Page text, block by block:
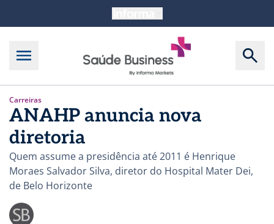
Carreiras
ANAHP anuncia nova
diretoria
Quem assume a presidência até 2011 é Henrique
Moraes Salvador Silva, diretor do Hospital Mater Dei,
de Belo Horizonte